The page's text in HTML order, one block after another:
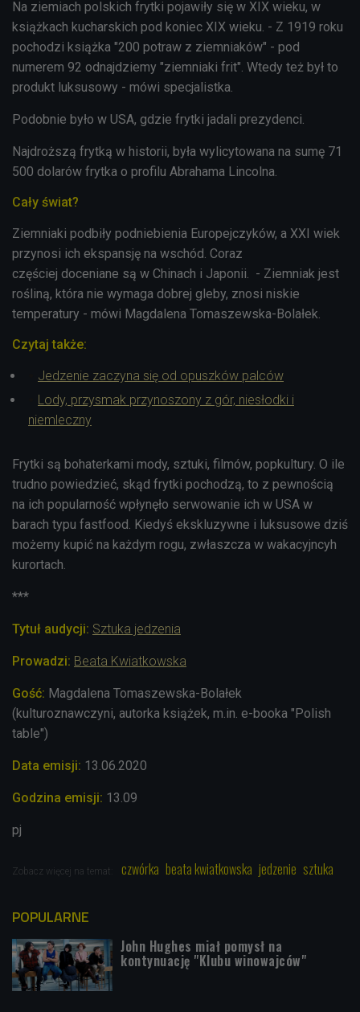
Na ziemiach polskich frytki pojawiły się w XIX wieku, w
książkach kucharskich pod koniec XIX wieku. - Z 1919 roku
pochodzi książka "200 potraw z ziemniaków" - pod
numerem 92 odnajdziemy "ziemniaki frit". Wtedy też był to
produkt luksusowy - mówi specjalistka.
Podobnie było w USA, gdzie frytki jadali prezydenci.
Najdroższą frytką w historii, była wylicytowana na sumę 71
500 dolarów frytka o profilu Abrahama Lincolna.
Cały świat?
Ziemniaki podbiły podniebienia Europejczyków, a XXI wiek
przynosi ich ekspansję na wschód. Coraz
częściej doceniane są w Chinach i Japonii. - Ziemniak jest
rośliną, która nie wymaga dobrej gleby, znosi niskie
temperatury - mówi Magdalena Tomaszewska-Bolałek.
Czytaj także:
Jedzenie zaczyna się od opuszków palców
Lody, przysmak przynoszony z gór, niesłodki i
niemleczny
Frytki są bohaterkami mody, sztuki, filmów, popkultury. O ile
trudno powiedzieć, skąd frytki pochodzą, to z pewnością
na ich popularność wpłynęło serwowanie ich w USA w
barach typu fastfood. Kiedyś ekskluzywne i luksusowe dziś
możemy kupić na każdym rogu, zwłaszcza w wakacyjncyh
kurortach.
***
Tytuł audycji: Sztuka jedzenia
Prowadzi: Beata Kwiatkowska
Gość: Magdalena Tomaszewska-Bolałek
(kulturoznawczyni, autorka książek, m.in. e-booka "Polish
table")
Data emisji: 13.06.2020
Godzina emisji: 13.09
pj
Zobacz więcej na temat: czwórka beata kwiatkowska jedzenie sztuka
POPULARNE
John Hughes miał pomysł na
kontynuację "Klubu winowajców"